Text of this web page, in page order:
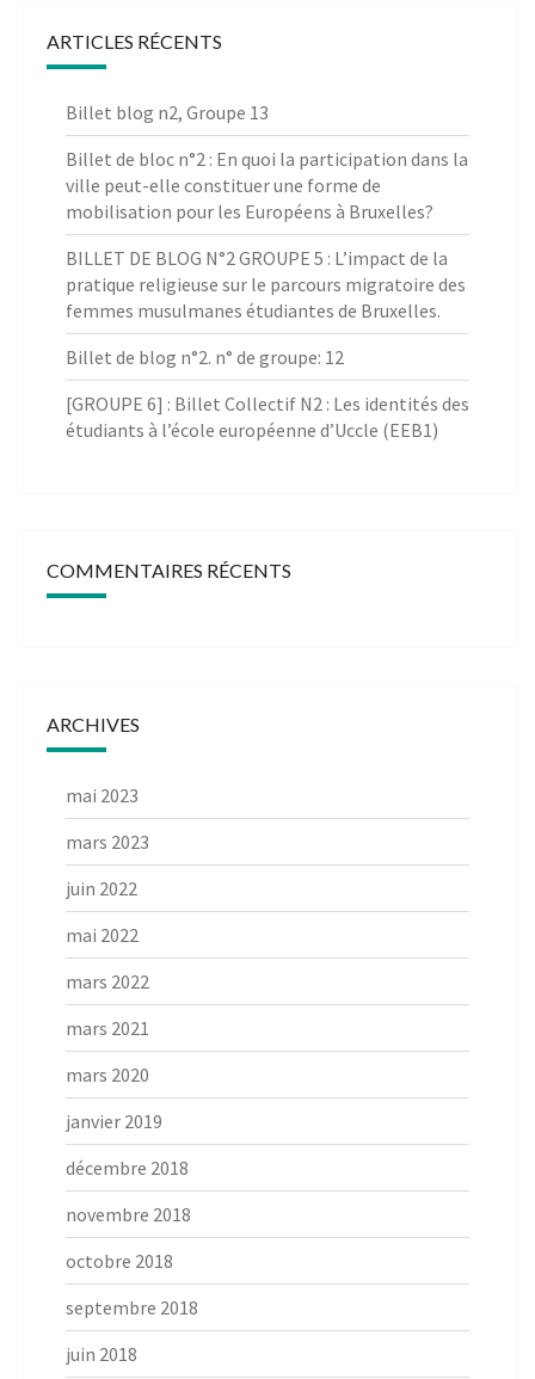
ARTICLES RÉCENTS
Billet blog n2, Groupe 13
Billet de bloc n°2 : En quoi la participation dans la
ville peut-elle constituer une forme de
mobilisation pour les Européens à Bruxelles?
BILLET DE BLOG N°2 GROUPE 5 : L’impact de la
pratique religieuse sur le parcours migratoire des
femmes musulmanes étudiantes de Bruxelles.
Billet de blog n°2. n° de groupe: 12
[GROUPE 6] : Billet Collectif N2 : Les identités des
étudiants à l’école européenne d’Uccle (EEB1)
COMMENTAIRES RÉCENTS
ARCHIVES
mai 2023
mars 2023
juin 2022
mai 2022
mars 2022
mars 2021
mars 2020
janvier 2019
décembre 2018
novembre 2018
octobre 2018
septembre 2018
juin 2018